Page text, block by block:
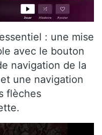
: une mise
avec le bouton
navigation de la
une navigation
flèches